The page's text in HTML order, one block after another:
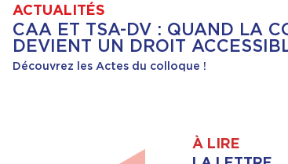
ACTUALITÉS
CAA ET TSA-DV : QUAND LA
DEVIENT UN DROIT
Découvrez les Actes du colloque !
À LIRE